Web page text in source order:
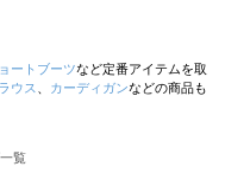
ートブーツなど定番アイテムを取
ウス カーディガンなどの商品も
覧